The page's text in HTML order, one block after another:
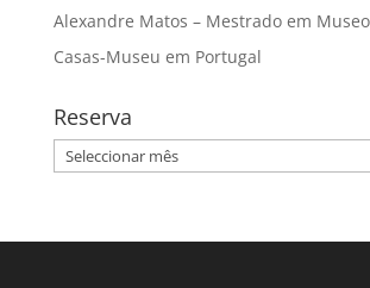
Alexandre Matos – Mestrado em
Casas-Museu em Portugal
Reserva
Reserva